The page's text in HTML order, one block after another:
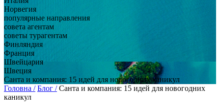
Норвегия
популярные направления
совета агентам
советы турагентам
Финляндия
Франция
Швейцария
Швеция
Санта и компания: 15 идей для новогодних каникул
Головна / Блог / Санта и компания: 15 идей для новогодних
каникул